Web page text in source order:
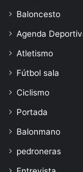
Baloncesto
Agenda
Atletismo
Fútbol sala
Ciclismo
Portada
Balonmano
pedroneras